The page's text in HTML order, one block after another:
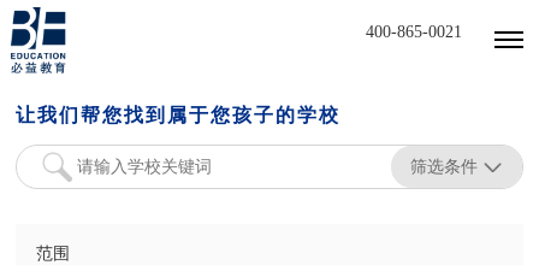
400-865-0021
让我们帮您找到属于您孩子的学校
筛选条件
范围